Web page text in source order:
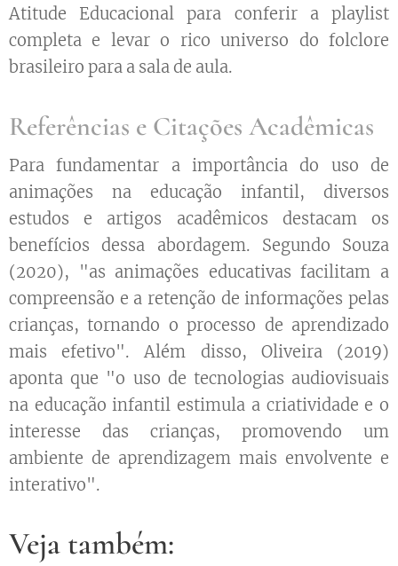
Atitude Educacional para conferir a playlist
completa e levar o rico universo do folclore
brasileiro para a sala de aula.
Referências e Citações Acadêmicas
Para fundamentar a importância do uso de
animações na educação infantil, diversos
estudos e artigos acadêmicos destacam os
benefícios dessa abordagem. Segundo Souza
(2020), "as animações educativas facilitam a
compreensão e a retenção de informações pelas
crianças, tornando o processo de aprendizado
mais efetivo". Além disso, Oliveira (2019)
aponta que "o uso de tecnologias audiovisuais
na educação infantil estimula a criatividade e o
interesse das crianças, promovendo um
ambiente de aprendizagem mais envolvente e
interativo".
Veja também: